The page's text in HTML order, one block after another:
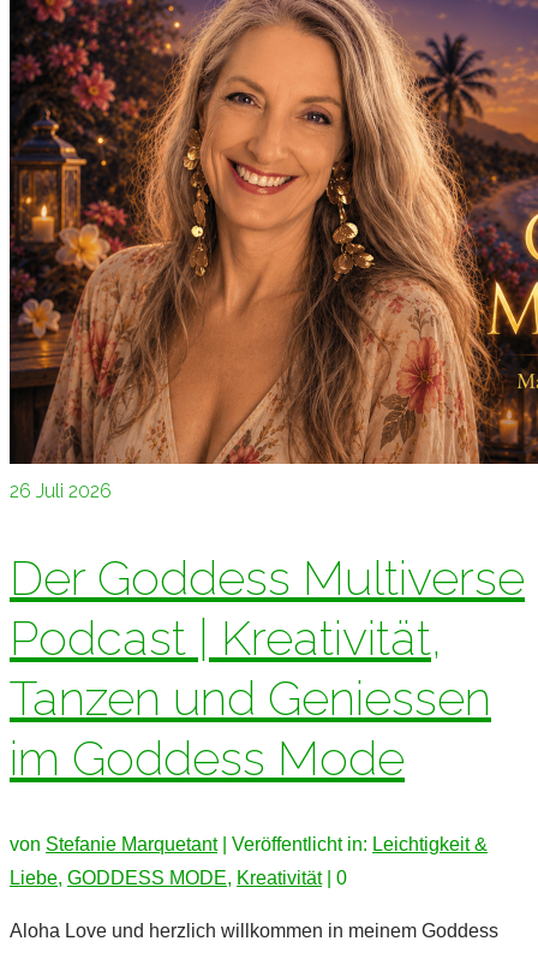
26 Juli 2026
Der Goddess Multiverse
Podcast | Kreativität,
Tanzen und Geniessen
im Goddess Mode
von Stefanie Marquetant| Veröffentlicht in: Leichtigkeit &
Liebe, GODDESS MODE, Kreativität 0
Aloha Love und herzlich willkommen in meinem Goddess